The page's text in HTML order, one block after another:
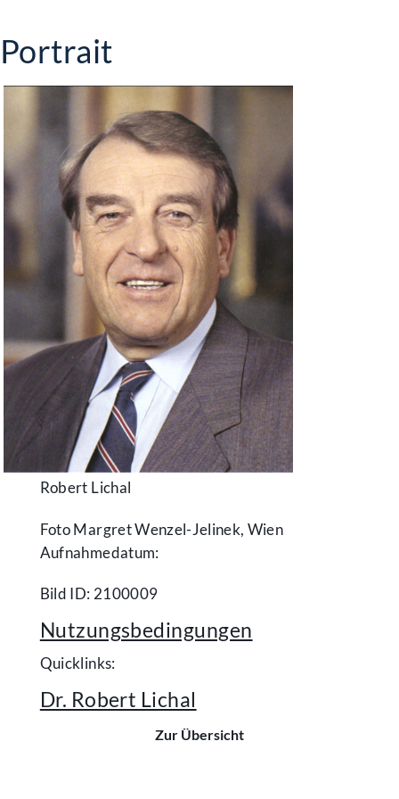
Portrait
Robert Lichal
Foto Margret Wenzel-Jelinek, Wien
Aufnahmedatum:
Bild ID: 2100009
Nutzungsbedingungen
Quicklinks:
Dr. Robert Lichal
Zur Übersicht